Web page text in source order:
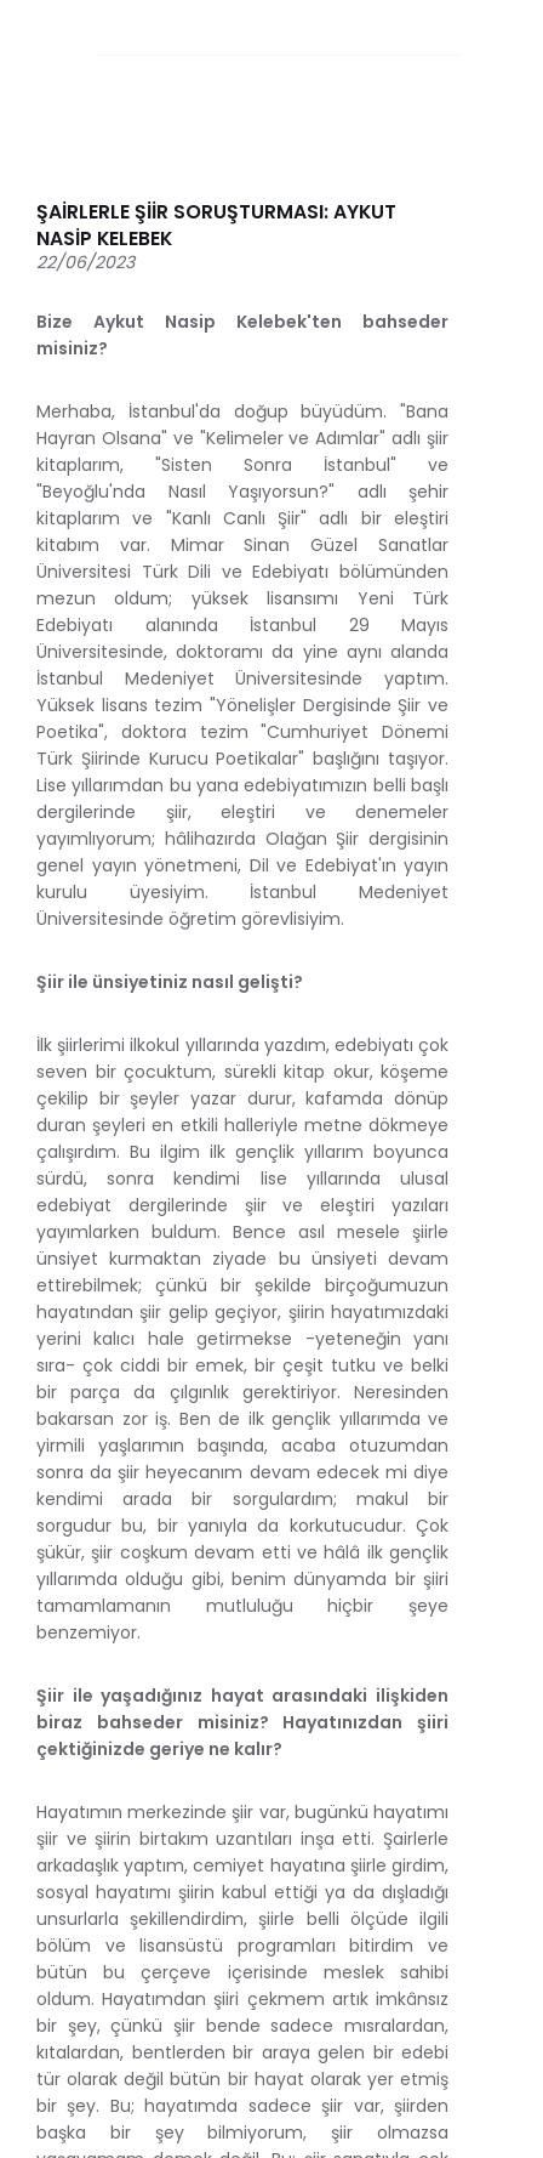
ŞAİRLERLE ŞİİR SORUŞTURMASI: AYKUT
NASİP KELEBEK
22/06/2023
Bize Aykut Nasip Kelebek'ten bahseder
misiniz?
Merhaba, İstanbul'da doğup büyüdüm. "Bana
Hayran Olsana" ve "Kelimeler ve Adımlar" adlı şiir
kitaplarım, "Sisten Sonra İstanbul" ve
"Beyoğlu'nda Nasıl Yaşıyorsun?" adlı şehir
kitaplarım ve "Kanlı Canlı Şiir" adlı bir eleştiri
kitabım var. Mimar Sinan Güzel Sanatlar
Üniversitesi Türk Dili ve Edebiyatı bölümünden
mezun oldum; yüksek lisansımı Yeni Türk
Edebiyatı alanında İstanbul 29 Mayıs
Üniversitesinde, doktoramı da yine aynı alanda
İstanbul Medeniyet Üniversitesinde yaptım.
Yüksek lisans tezim "Yönelişler Dergisinde Şiir ve
Poetika", doktora tezim "Cumhuriyet Dönemi
Türk Şiirinde Kurucu Poetikalar" başlığını taşıyor.
Lise yıllarımdan bu yana edebiyatımızın belli başlı
dergilerinde şiir, eleştiri ve denemeler
yayımlıyorum; hâlihazırda Olağan Şiir dergisinin
genel yayın yönetmeni, Dil ve Edebiyat'ın yayın
kurulu üyesiyim. İstanbul Medeniyet
Üniversitesinde öğretim görevlisiyim.
Şiir ile ünsiyetiniz nasıl gelişti?
İlk şiirlerimi ilkokul yıllarında yazdım, edebiyatı çok
seven bir çocuktum, sürekli kitap okur, köşeme
çekilip bir şeyler yazar durur, kafamda dönüp
duran şeyleri en etkili halleriyle metne dökmeye
çalışırdım. Bu ilgim ilk gençlik yıllarım boyunca
sürdü, sonra kendimi lise yıllarında ulusal
edebiyat dergilerinde şiir ve eleştiri yazıları
yayımlarken buldum. Bence asıl mesele şiirle
ünsiyet kurmaktan ziyade bu ünsiyeti devam
ettirebilmek; çünkü bir şekilde birçoğumuzun
hayatından şiir gelip geçiyor, şiirin hayatımızdaki
yerini kalıcı hale getirmekse -yeteneğin yanı
sıra- çok ciddi bir emek, bir çeşit tutku ve belki
bir parça da çılgınlık gerektiriyor. Neresinden
bakarsan zor iş. Ben de ilk gençlik yıllarımda ve
yirmili yaşlarımın başında, acaba otuzumdan
sonra da şiir heyecanım devam edecek mi diye
kendimi arada bir sorgulardım; makul bir
sorgudur bu, bir yanıyla da korkutucudur. Çok
şükür, şiir coşkum devam etti ve hâlâ ilk gençlik
yıllarımda olduğu gibi, benim dünyamda bir şiiri
tamamlamanın mutluluğu hiçbir şeye
benzemiyor.
Şiir ile yaşadığınız hayat arasındaki ilişkiden
biraz bahseder misiniz? Hayatınızdan şiiri
çektiğinizde geriye ne kalır?
Hayatımın merkezinde şiir var, bugünkü hayatımı
şiir ve şiirin birtakım uzantıları inşa etti. Şairlerle
arkadaşlık yaptım, cemiyet hayatına şiirle girdim,
sosyal hayatımı şiirin kabul ettiği ya da dışladığı
unsurlarla şekillendirdim, şiirle belli ölçüde ilgili
bölüm ve lisansüstü programları bitirdim ve
bütün bu çerçeve içerisinde meslek sahibi
oldum. Hayatımdan şiiri çekmem artık imkânsız
bir şey, çünkü şiir bende sadece mısralardan,
kıtalardan, bentlerden bir araya gelen bir edebi
tür olarak değil bütün bir hayat olarak yer etmiş
bir şey. Bu; hayatımda sadece şiir var, şiirden
başka bir şey bilmiyorum, şiir olmazsa